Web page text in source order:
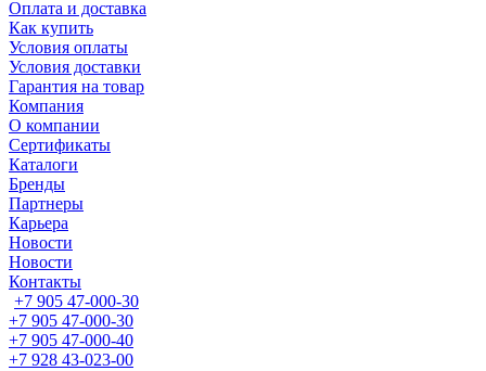
Оплата и доставка
Как купить
Условия оплаты
Условия доставки
Гарантия на товар
Компания
О компании
Сертификаты
Каталоги
Бренды
Партнеры
Карьера
Новости
Новости
Контакты
+7 905 47-000-30
+7 905 47-000-30
+7 905 47-000-40
+7 928 43-023-00